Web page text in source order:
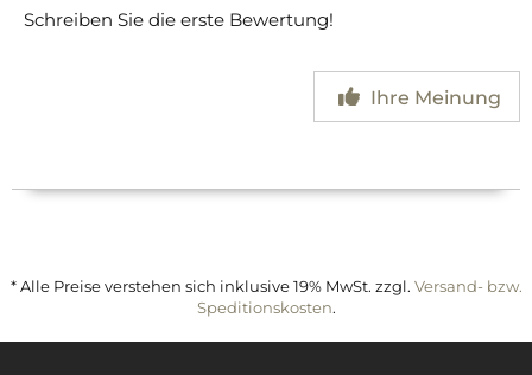
Schreiben Sie die erste Bewertung!
Ihre Meinung
* Alle Preise verstehen sich inklusive 19% MwSt. zzgl. Versand- bzw.
Speditionskosten.